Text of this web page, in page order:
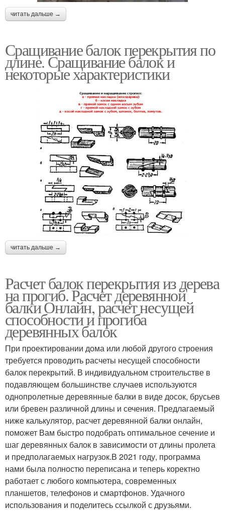
читать дальше →
Сращивание балок перекрытия по
длине. Сращивание балок и
некоторые характеристики
читать дальше →
Расчет балок перекрытия из дерева
на прогиб. Расчет деревянной
балки Онлайн, расчет несущей
способности и прогиба
деревянных балок
При проектировании дома или любой другого строения
требуется проводить расчеты несущей способности
балок перекрытий. В индивидуальном строительстве в
подавляющем большинстве случаев используются
однопролетные деревянные балки в виде досок, брусьев
или бревен различной длины и сечения. Предлагаемый
ниже калькулятор, расчет деревянной балки онлайн,
поможет Вам быстро подобрать оптимальное сечение и
шаг деревянных балок в зависимости от длины пролета
и предполагаемых нагрузок.В 2021 году, программа
нами была полностю переписана и теперь коректно
работает с любого компьютера, современных
планшетов, телефонов и смартфонов. Удачного
использования и поделитесь ссылкой с друзьями.